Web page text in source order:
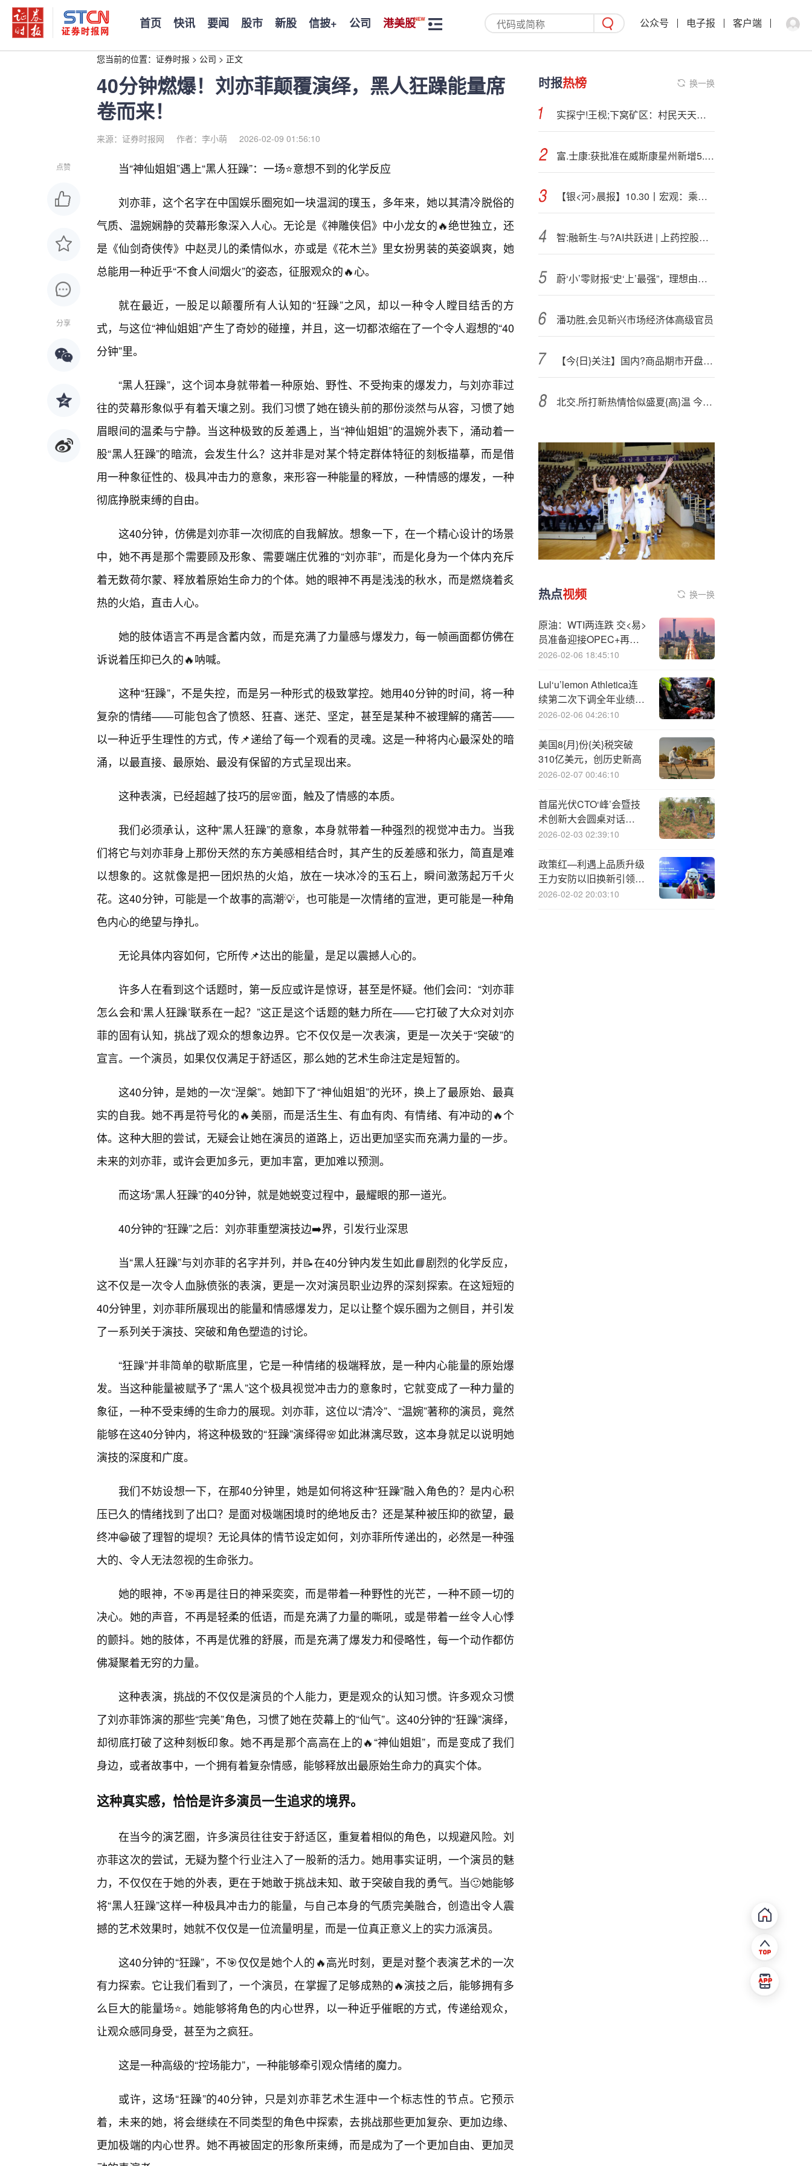
首页 快讯 要闻 股市 新股 信披+ 公司 港美股 公众号 电子报 客户端
您当前的位置： 证券时报 > 公司 > 正文
40分钟燃爆！刘亦菲颠覆演绎，黑人狂躁能量席
卷而来！
来源：证券时报网 作者：李小萌 2026-02-09 01:56:10
点赞
分享
当“神仙姐姐”遇上“黑人狂躁”：一场⭐意想不到的化学反应
刘亦菲，这个名字在中国娱乐圈宛如一块温润的璞玉，多年来，她以其清冷脱俗的
气质、温婉娴静的荧幕形象深入人心。无论是《神雕侠侣》中小龙女的🔥绝世独立，还
是《仙剑奇侠传》中赵灵儿的柔情似水，亦或是《花木兰》里女扮男装的英姿飒爽，她
总能用一种近乎“不食人间烟火”的姿态，征服观众的🔥心。
就在最近，一股足以颠覆所有人认知的“狂躁”之风，却以一种令人瞠目结舌的方
式，与这位“神仙姐姐”产生了奇妙的碰撞，并且，这一切都浓缩在了一个令人遐想的“40
分钟”里。
“黑人狂躁”，这个词本身就带着一种原始、野性、不受拘束的爆发力，与刘亦菲过
往的荧幕形象似乎有着天壤之别。我们习惯了她在镜头前的那份淡然与从容，习惯了她
眉眼间的温柔与宁静。当这种极致的反差遇上，当“神仙姐姐”的温婉外表下，涌动着一
股“黑人狂躁”的暗流，会发生什么？这并非是对某个特定群体特征的刻板描摹，而是借
用一种象征性的、极具冲击力的意象，来形容一种能量的释放，一种情感的爆发，一种
彻底挣脱束缚的自由。
这40分钟，仿佛是刘亦菲一次彻底的自我解放。想象一下，在一个精心设计的场景
中，她不再是那个需要顾及形象、需要端庄优雅的“刘亦菲”，而是化身为一个体内充斥
着无数荷尔蒙、释放着原始生命力的个体。她的眼神不再是浅浅的秋水，而是燃烧着炙
热的火焰，直击人心。
她的肢体语言不再是含蓄内敛，而是充满了力量感与爆发力，每一帧画面都仿佛在
诉说着压抑已久的🔥呐喊。
这种“狂躁”，不是失控，而是另一种形式的极致掌控。她用40分钟的时间，将一种
复杂的情绪——可能包含了愤怒、狂喜、迷茫、坚定，甚至是某种不被理解的痛苦——
以一种近乎生理性的方式，传📌递给了每一个观看的灵魂。这是一种将内心最深处的暗
涌，以最直接、最原始、最没有保留的方式呈现出来。
这种表演，已经超越了技巧的层🌸面，触及了情感的本质。
我们必须承认，这种“黑人狂躁”的意象，本身就带着一种强烈的视觉冲击力。当我
们将它与刘亦菲身上那份天然的东方美感相结合时，其产生的反差感和张力，简直是难
以想象的。这就像是把一团炽热的火焰，放在一块冰冷的玉石上，瞬间激荡起万千火
花。这40分钟，可能是一个故事的高潮💡，也可能是一次情绪的宣泄，更可能是一种角
色内心的绝望与挣扎。
无论具体内容如何，它所传📌达出的能量，是足以震撼人心的。
许多人在看到这个话题时，第一反应或许是惊讶，甚至是怀疑。他们会问：“刘亦菲
怎么会和‘黑人狂躁’联系在一起？”这正是这个话题的魅力所在——它打破了大众对刘亦
菲的固有认知，挑战了观众的想象边界。它不仅仅是一次表演，更是一次关于“突破”的
宣言。一个演员，如果仅仅满足于舒适区，那么她的艺术生命注定是短暂的。
这40分钟，是她的一次“涅槃”。她卸下了“神仙姐姐”的光环，换上了最原始、最真
实的自我。她不再是符号化的🔥美丽，而是活生生、有血有肉、有情绪、有冲动的🔥个
体。这种大胆的尝试，无疑会让她在演员的道路上，迈出更加坚实而充满力量的一步。
未来的刘亦菲，或许会更加多元，更加丰富，更加难以预测。
而这场“黑人狂躁”的40分钟，就是她蜕变过程中，最耀眼的那一道光。
40分钟的“狂躁”之后：刘亦菲重塑演技边➡️界，引发行业深思
当“黑人狂躁”与刘亦菲的名字并列，并📝在40分钟内发生如此📘剧烈的化学反应，
这不仅是一次令人血脉偾张的表演，更是一次对演员职业边界的深刻探索。在这短短的
40分钟里，刘亦菲所展现出的能量和情感爆发力，足以让整个娱乐圈为之侧目，并引发
了一系列关于演技、突破和角色塑造的讨论。
“狂躁”并非简单的歇斯底里，它是一种情绪的极端释放，是一种内心能量的原始爆
发。当这种能量被赋予了“黑人”这个极具视觉冲击力的意象时，它就变成了一种力量的
象征，一种不受束缚的生命力的展现。刘亦菲，这位以“清冷”、“温婉”著称的演员，竟然
能够在这40分钟内，将这种极致的“狂躁”演绎得🌸如此淋漓尽致，这本身就足以说明她
演技的深度和广度。
我们不妨设想一下，在那40分钟里，她是如何将这种“狂躁”融入角色的？是内心积
压已久的情绪找到了出口？是面对极端困境时的绝地反击？还是某种被压抑的欲望，最
终冲😁破了理智的堤坝？无论具体的情节设定如何，刘亦菲所传递出的，必然是一种强
大的、令人无法忽视的生命张力。
她的眼神，不🎯再是往日的神采奕奕，而是带着一种野性的光芒，一种不顾一切的
决心。她的声音，不再是轻柔的低语，而是充满了力量的嘶吼，或是带着一丝令人心悸
的颤抖。她的肢体，不再是优雅的舒展，而是充满了爆发力和侵略性，每一个动作都仿
佛凝聚着无穷的力量。
这种表演，挑战的不仅仅是演员的个人能力，更是观众的认知习惯。许多观众习惯
了刘亦菲饰演的那些“完美”角色，习惯了她在荧幕上的“仙气”。这40分钟的“狂躁”演绎，
却彻底打破了这种刻板印象。她不再是那个高高在上的🔥“神仙姐姐”，而是变成了我们
身边，或者故事中，一个拥有着复杂情感，能够释放出最原始生命力的真实个体。
这种真实感，恰恰是许多演员一生追求的境界。
在当今的演艺圈，许多演员往往安于舒适区，重复着相似的角色，以规避风险。刘
亦菲这次的尝试，无疑为整个行业注入了一股新的活力。她用事实证明，一个演员的魅
力，不仅仅在于她的外表，更在于她敢于挑战未知、敢于突破自我的勇气。当🙂她能够
将“黑人狂躁”这样一种极具冲击力的能量，与自己本身的气质完美融合，创造出令人震
撼的艺术效果时，她就不仅仅是一位流量明星，而是一位真正意义上的实力派演员。
这40分钟的“狂躁”，不🎯仅仅是她个人的🔥高光时刻，更是对整个表演艺术的一次
有力探索。它让我们看到了，一个演员，在掌握了足够成熟的🔥演技之后，能够拥有多
么巨大的能量场⭐。她能够将角色的内心世界，以一种近乎催眠的方式，传递给观众，
让观众感同身受，甚至为之疯狂。
这是一种高级的“控场能力”，一种能够牵引观众情绪的魔力。
或许，这场“狂躁”的40分钟，只是刘亦菲艺术生涯中一个标志性的节点。它预示
着，未来的她，将会继续在不同类型的角色中探索，去挑战那些更加复杂、更加边缘、
更加极端的内心世界。她不再被固定的形象所束缚，而是成为了一个更加自由、更加灵
时报热榜 换一换
实探宁!王枧;下窝矿区：村民天天看锂价等复工
富.士康:获批准在威斯康星州新增5.69亿美元投资
【银<河>晨报】10.30丨宏观：乘势而上，因势利导——“十五五”规划建议稿解读
智:融新生·与?AI共跃进 | 上药控股精彩亮相第八届进博会
蔚‘小’零财报“史‘上’最强”，理想由盈转亏
潘功胜,会见新兴市场经济体高级官员
【今{日}关注】国内?商品期市开盘涨跌参半！铝产业链、纯碱、白糖等热门品种解读！
北交.所打新热情恰似盛夏{高}温 今年7只新股首日涨幅均超150%
热点视频 换一换
原油：WTI两连跌 交<易>
员准备迎接OPEC+再次
增产
2026-02-06 18:45:10
Lul‘u’lemon Athletica连
续第二次下调全年业绩指
引 盘后股价一度暴跌超
2026-02-06 04:26:10
美国8{月}份{关}税突破
310亿美元，创历史新高
2026-02-07 00:46:10
首届光伏CTO‘峰’会暨技
术创新大会圆桌对话
（上）：技术路线百花齐
2026-02-03 02:39:10
政策红—利遇上品质升级
王力安防以旧换新引领智
能门锁新趋势
2026-02-02 20:03:10